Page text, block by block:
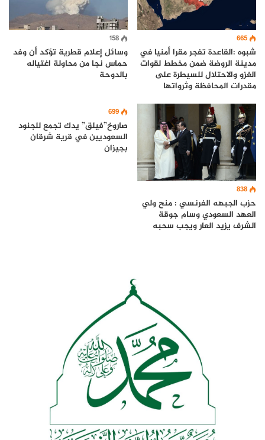
665
شبوه :القاعدة تفجر مقرا أمنيا في
مدينة الروضة ضمن مخطط لقوات
الغزو والاحتلال للسيطرة على
مقدرات المحافظة وثرواتها
158
وسائل إعلام قطرية تؤكد أن وفد
حماس نجا من محاولة اغتياله
بالدوحة
838
حزب الجبهه الفرنسي : منح ولي
العهد السعودي وسام جوقة
الشرف يزيد العار ويجب سحبه
699
صاروخ”فيلق” يدك تجمع للجنود
السعوديين في قرية شرقان
بجيزان